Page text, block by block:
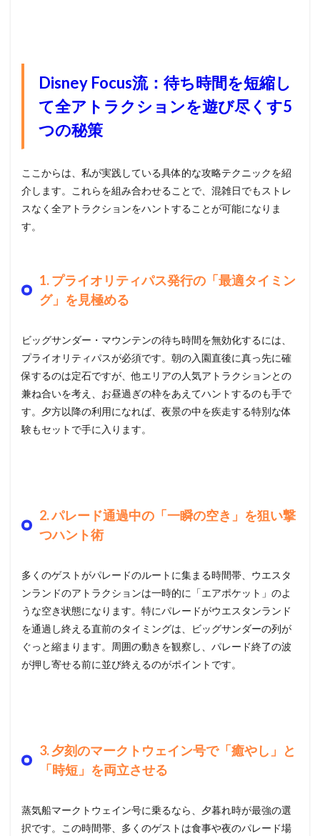
Disney Focus流：待ち時間を短縮し
て全アトラクションを遊び尽くす5
つの秘策
ここからは、私が実践している具体的な攻略テクニックを紹
介します。これらを組み合わせることで、混雑日でもストレ
スなく全アトラクションをハントすることが可能になりま
す。
1. プライオリティパス発行の「最適タイミン
グ」を見極める
ビッグサンダー・マウンテンの待ち時間を無効化するには、
プライオリティパスが必須です。朝の入園直後に真っ先に確
保するのは定石ですが、他エリアの人気アトラクションとの
兼ね合いを考え、お昼過ぎの枠をあえてハントするのも手で
す。夕方以降の利用になれば、夜景の中を疾走する特別な体
験もセットで手に入ります。
2. パレード通過中の「一瞬の空き」を狙い撃
つハント術
多くのゲストがパレードのルートに集まる時間帯、ウエスタ
ンランドのアトラクションは一時的に「エアポケット」のよ
うな空き状態になります。特にパレードがウエスタンランド
を通過し終える直前のタイミングは、ビッグサンダーの列が
ぐっと縮まります。周囲の動きを観察し、パレード終了の波
が押し寄せる前に並び終えるのがポイントです。
3. 夕刻のマークトウェイン号で「癒やし」と
「時短」を両立させる
蒸気船マークトウェイン号に乗るなら、夕暮れ時が最強の選
択です。この時間帯、多くのゲストは食事や夜のパレード場